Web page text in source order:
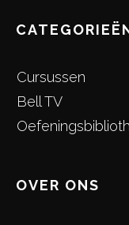
Cursussen
Bell TV
OVER ONS